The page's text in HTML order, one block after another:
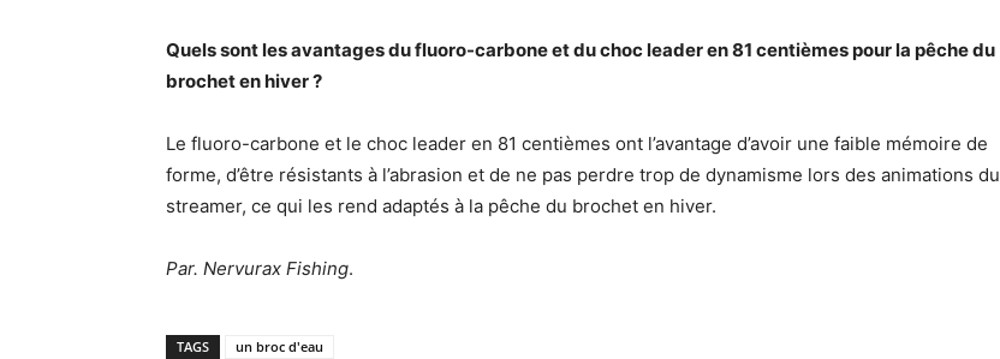
Quels sont les avantages du fluoro-carbone et du choc leader en 81 centièmes pour la pêche du
brochet en hiver ?
Le fluoro-carbone et le choc leader en 81 centièmes ont l’avantage d’avoir une faible mémoire de
forme, d’être résistants à l’abrasion et de ne pas perdre trop de dynamisme lors des animations du
streamer, ce qui les rend adaptés à la pêche du brochet en hiver.
Par. Nervurax Fishing.
TAGS un broc d'eau